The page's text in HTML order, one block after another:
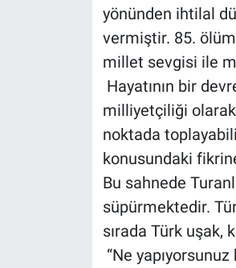
yönünden ihtilal
vermiştir. 85.
millet sevgisi ile
Hayatının bir
milliyetçiliği
noktada
konusundaki
Bu sahnede
süpürmektedir.
sırada Türk uşak,
“Ne